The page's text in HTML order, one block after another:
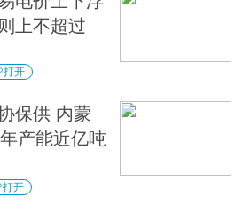
上不超过
打开
保供 内蒙
产能近亿吨
打开